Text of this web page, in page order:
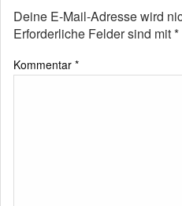
Deine E-Mail-Adresse wird
Erforderliche Felder sind mit*
Kommentar *